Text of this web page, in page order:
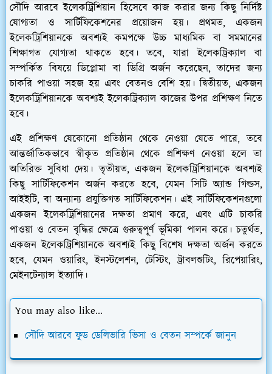
সৌদি আরবে ইলেকট্রিশিয়ান হিসেবে কাজ করার জন্য কিছু নির্দিষ্ট
যোগ্যতা ও সার্টিফিকেশনের প্রয়োজন হয়। প্রথমত, একজন
ইলেকট্রিশিয়ানকে অবশ্যই কমপক্ষে উচ্চ মাধ্যমিক বা সমমানের
শিক্ষাগত যোগ্যতা থাকতে হবে। তবে, যারা ইলেকট্রিক্যাল বা
সম্পর্কিত বিষয়ে ডিপ্লোমা বা ডিগ্রি অর্জন করেছেন, তাদের জন্য
চাকরি পাওয়া সহজ হয় এবং বেতনও বেশি হয়। দ্বিতীয়ত, একজন
ইলেকট্রিশিয়ানকে অবশ্যই ইলেকট্রিক্যাল কাজের উপর প্রশিক্ষণ নিতে
হবে।
এই প্রশিক্ষণ যেকোনো প্রতিষ্ঠান থেকে নেওয়া যেতে পারে, তবে
আন্তর্জাতিকভাবে স্বীকৃত প্রতিষ্ঠান থেকে প্রশিক্ষণ নেওয়া হলে তা
অতিরিক্ত সুবিধা দেয়। তৃতীয়ত, একজন ইলেকট্রিশিয়ানকে অবশ্যই
কিছু সার্টিফিকেশন অর্জন করতে হবে, যেমন সিটি অ্যান্ড গিল্ডস,
আইইটি, বা অন্যান্য প্রযুক্তিগত সার্টিফিকেশন। এই সার্টিফিকেশনগুলো
একজন ইলেকট্রিশিয়ানের দক্ষতা প্রমাণ করে, এবং এটি চাকরি
পাওয়া ও বেতন বৃদ্ধির ক্ষেত্রে গুরুত্বপূর্ণ ভূমিকা পালন করে। চতুর্থত,
একজন ইলেকট্রিশিয়ানকে অবশ্যই কিছু বিশেষ দক্ষতা অর্জন করতে
হবে, যেমন ওয়ারিং, ইনস্টলেশন, টেস্টিং, ট্রাবলশুটিং, রিপেয়ারিং,
মেইনটেন্যান্স ইত্যাদি।
You may also like...
সৌদি আরবে ফুড ডেলিভারি ভিসা ও বেতন সম্পর্কে জানুন